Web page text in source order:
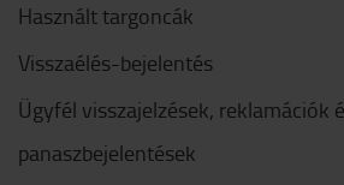
Használt targoncák
Visszaélés-bejelentés
Ügyfél visszajelzések, reklamációk
panaszbejelentések